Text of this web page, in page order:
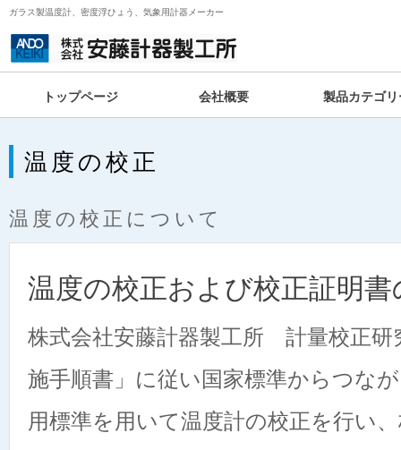
ガラス製温度計、密度浮ひょう、気象用計器メーカー
トップページ 会社概要 製品カテゴリ
温度の校正
温度の校正について
温度の校正および校正証明
株式会社安藤計器製工所 計量校正研
施手順書」に従い国家標準からつな
用標準を用いて温度計の校正を行い